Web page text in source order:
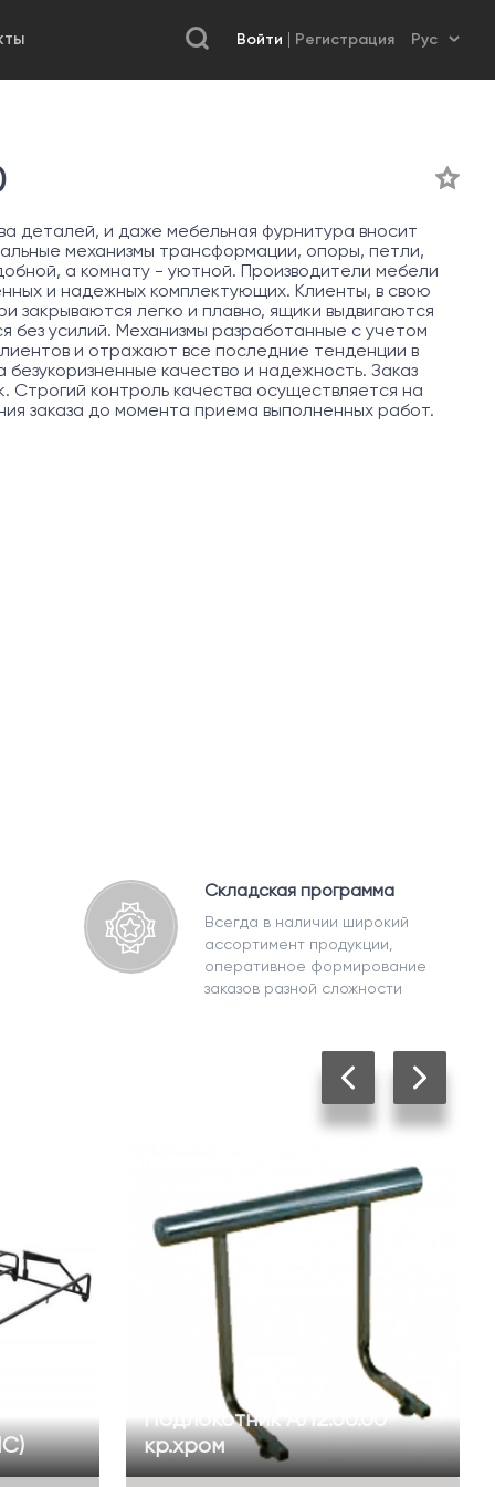
Войти Регистрация
деталей, и даже мебельная фурнитура вносит
механизмы трансформации, опоры, петли,
а комнату - уютной. Производители мебели
и надежных комплектующих. Клиенты, в свою
закрываются легко и плавно, ящики выдвигаются
без усилий. Механизмы разработанные с учетом
и отражают все последние тенденции в
качество и надежность. Заказ
Строгий контроль качества осуществляется на
заказа до момента приема выполненных работ.
Складская программа
Всегда в наличии широкий
ассортимент продукции,
оперативное формирование
заказов разной сложности
Подлокотник АЛ2.00.00
кр.хром